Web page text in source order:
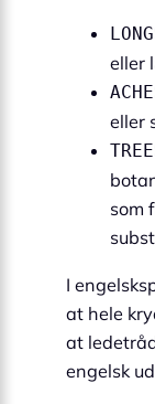
eller
eller
som
I
at hele
at
engelsk